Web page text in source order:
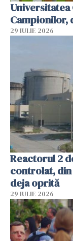
Universitatea
Campionilor,
29 IULIE 2026
Reactorul 2
controlat, din
deja oprită
29 IULIE 2026